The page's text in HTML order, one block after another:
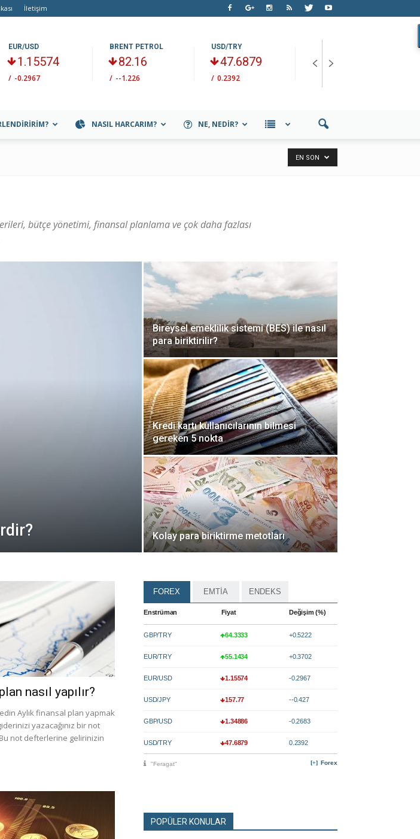
İletişim
EUR/USD
1.15574
/ -0.2967
BRENT PETROL
82.16
/ --1.226
USD/TRY
47.6879
/ 0.2392
77.06
NASIL HARCARIM? NE, NEDIR?
EN SON
bütçe yönetimi, finansal planlama ve çok daha fazlası
Bireysel emeklilik sistemi (BES) ile nasıl
para biriktirilir?
Kredi kartı kullanıcılarının bilmesi
gereken 5 nokta
Kolay para biriktirme metotları
nasıl yapılır?
Aylık finansal plan yapmak
yazacağınız bir not
not defterlerine gelirinizin
FOREX EMTİA ENDEKS
Enstrüman Fiyat Değişim (%)
GBP/TRY 64.3333 +0.5222
EUR/TRY 55.1434 +0.3702
EUR/USD 1.15574 -0.2967
USD/JPY 157.77 --0.427
GBP/USD 1.34886 -0.2683
USD/TRY 47.6879 0.2392
Forex
"Feragat"
POPÜLER KONULAR